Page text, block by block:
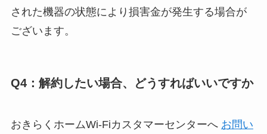
された機器の状態により損害金が発生する場合が
ございます。
Q4：解約したい場合、どうすればいいですか
おきらくホームWi-Fiカスタマーセンターへ お問い